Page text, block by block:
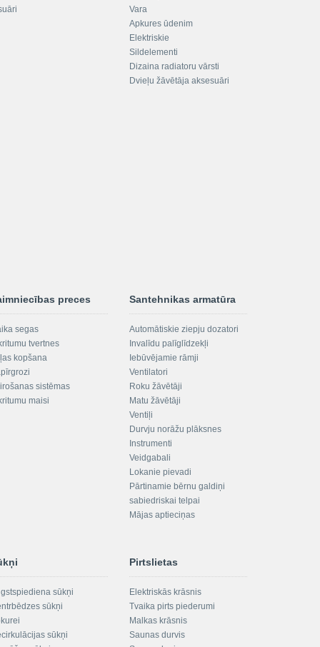
Vara
Apkures ūdenim
Elektriskie
Sildelementi
Dizaina radiatoru vārsti
Dvieļu žāvētāja aksesuāri
preces
segas
tvertnes
kopšana
sistēmas
maisi
Santehnikas armatūra
Automātiskie ziepju dozatori
Invalīdu palīglīdzekļi
Iebūvējamie rāmji
Ventilatori
Roku žāvētāji
Matu žāvētāji
Ventiļi
Durvju norāžu plāksnes
Instrumenti
Veidgabali
Lokanie pievadi
Pārtinamie bērnu galdiņi
sabiedriskai telpai
Mājas aptieciņas
sūkņi
sūkņi
sūkņi
Pirtslietas
Elektriskās krāsnis
Tvaika pirts piederumi
Malkas krāsnis
Saunas durvis